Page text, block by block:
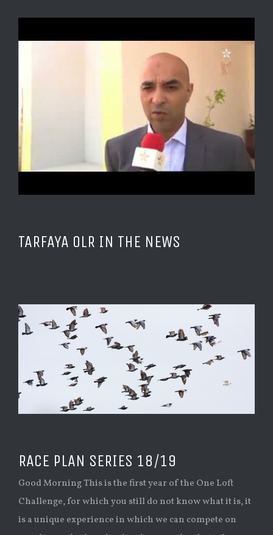
TARFAYA OLR IN THE NEWS
RACE PLAN SERIES 18/19
Good Morning This is the first year of the One Loft
Challenge, for which you still do not know what it is, it
is a unique experience in which we can compete on